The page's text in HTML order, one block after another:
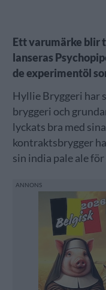
Ett varumärke blir
lanseras
de experimentöl
Hyllie Bryggeri har
bryggeri och
lyckats bra med
kontraktsbrygger
sin india pale ale